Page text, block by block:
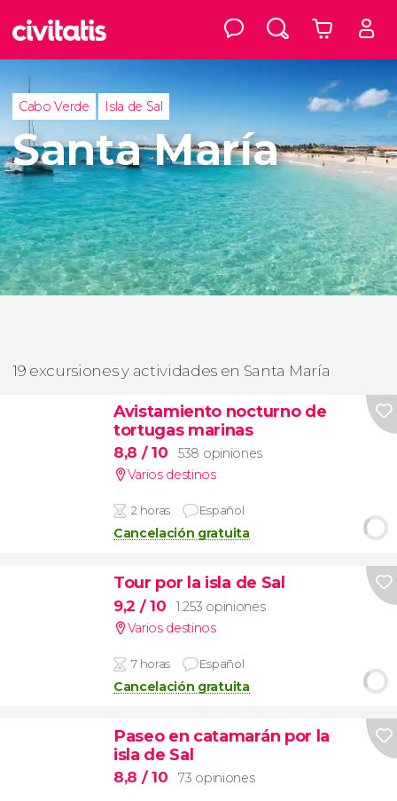
Cabo Verde Isla de Sal
Santa María
19 excursiones y actividades en Santa María
Avistamiento nocturno de
tortugas marinas
8,8 / 10
538 opiniones
Varios destinos
2 horas Español
Cancelación gratuita
Tour por la isla de Sal
9,2 / 10
1.253 opiniones
Varios destinos
7 horas Español
Cancelación gratuita
Paseo en catamarán por la
isla de Sal
8,8 / 10 73 opiniones